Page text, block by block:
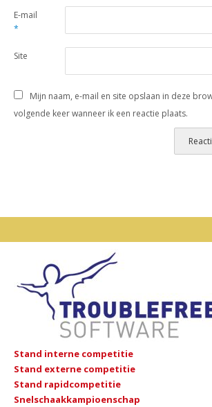
E-mail
*
Site
Mijn naam, e-mail en site opslaan in deze
volgende keer wanneer ik een reactie plaats.
Stand interne competitie
Stand externe competitie
Stand rapidcompetitie
Snelschaakkampioenschap